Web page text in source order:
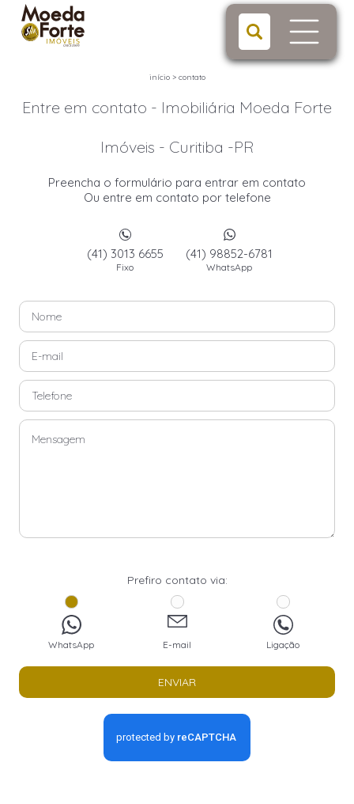
início> contato
Entre em contato - Imobiliária Moeda Forte
Imóveis - Curitiba -PR
Preencha o formulário para entrar em contato
Ou entre em contato por telefone
(41) 3013 6655
Fixo
(41) 98852-6781
WhatsApp
Prefiro contato via:
WhatsApp E-mail Ligação
ENVIAR